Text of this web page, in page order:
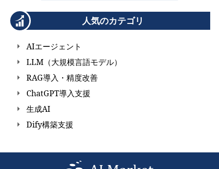
人気のカテゴリ
AIエージェント
LLM（大規模言語モデル）
RAG導入・精度改善
ChatGPT導入支援
生成AI
Dify構築支援